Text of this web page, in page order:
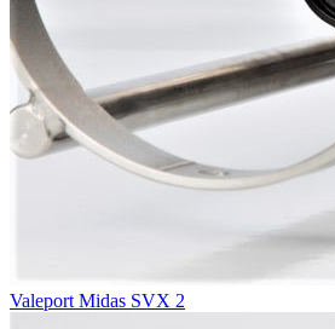
Valeport Midas SVX 2